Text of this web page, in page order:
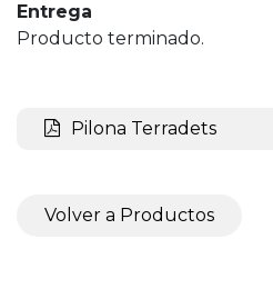
Entrega
Producto terminado.
Pilona Terradets
Volver a Productos